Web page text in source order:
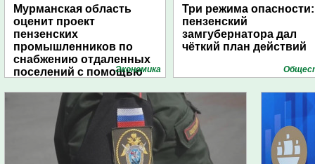
Мурманская область
оценит проект
пензенских
промышленников по
снабжению отдаленных
поселений с помощью
Экономика
Три режима опасности:
пензенский
замгубернатора дал
чёткий план действий